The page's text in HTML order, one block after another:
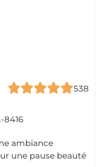
538
8416
ambiance
une pause beauté